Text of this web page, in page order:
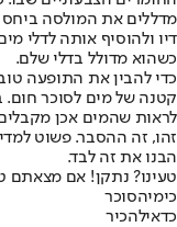
דיו ולהוסיף אותה לדלי
כשהוא מדולל בדלי שלם.
כדי להבין את התופעה
קטנה של מים לסוכר חום.
לראות שהמים אכן מקבלים
זהו, זה ההסבר. פשוט
הבנו את זה לבד.
טעינו? נתקן! אם
כימיהסוכר
כדאילהכיר